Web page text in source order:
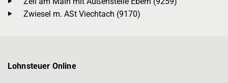
Zwiesel m. ASt Viechtach (9170)
Lohnsteuer Online